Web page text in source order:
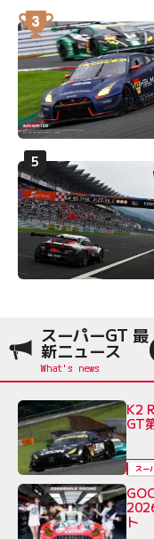
スーパーGT 最
新ニュース
K2
GT
スー
ト